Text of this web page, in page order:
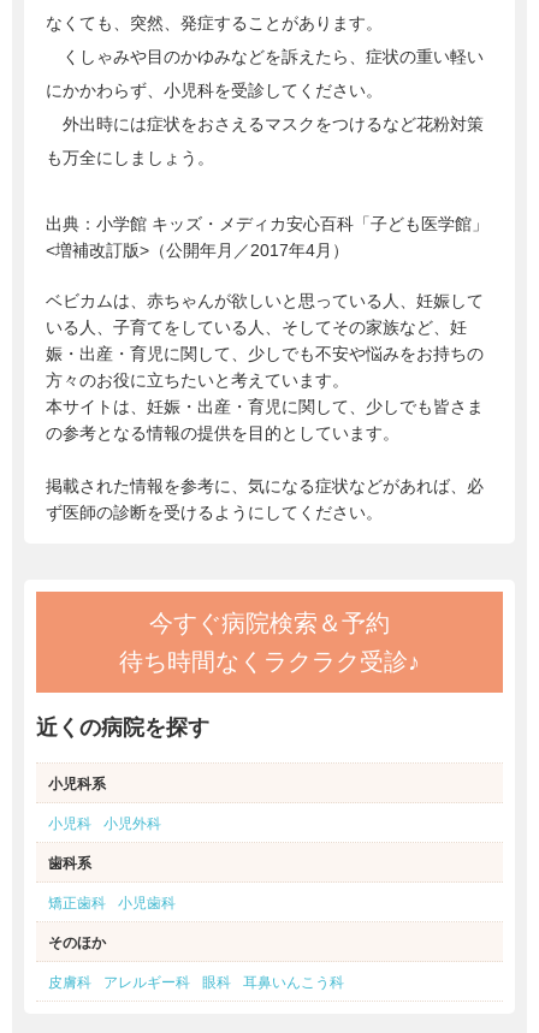
なくても、突然、発症することがあります。
くしゃみや目のかゆみなどを訴えたら、症状の重い軽い
にかかわらず、小児科を受診してください。
外出時には症状をおさえるマスクをつけるなど花粉対策
も万全にしましょう。
出典： 小学館 キッズ・メディカ安心百科「子ども医学館」
<増補改訂版>（公開年月／2017年4月）
ベビカムは、赤ちゃんが欲しいと思っている人、妊娠して
いる人、子育てをしている人、そしてその家族など、妊
娠・出産・育児に関して、少しでも不安や悩みをお持ちの
方々のお役に立ちたいと考えています。
本サイトは、妊娠・出産・育児に関して、少しでも皆さま
の参考となる情報の提供を目的としています。
掲載された情報を参考に、気になる症状などがあれば、必
ず医師の診断を受けるようにしてください。
今すぐ病院検索＆予約
待ち時間なくラクラク受診♪
近くの病院を探す
小児科系
小児科 小児外科
歯科系
矯正歯科 小児歯科
そのほか
皮膚科 アレルギー科 眼科 耳鼻いんこう科